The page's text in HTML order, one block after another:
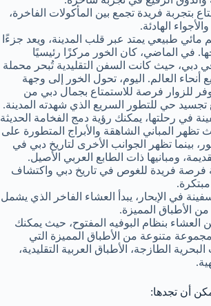
بتجربة فريدة تجمع بين المأكولات الفاخرة،
الهادئة.
مائي طبيعي يمتد عبر قلب المدينة، ويعد جزءًا
في الماضي، كان الخور مركزًا رئيسيًا
دبي، حيث كانت السفن التقليدية تُبحر محملة
أنحاء العالم. اليوم، تحول الخور إلى وجهة
للزوار فرصة للاستمتاع بجمال دبي من
حي للتطور السريع الذي شهدته المدينة.
في رحلتها، يمكنك رؤية دمج الفخامة الحديثة
تظهر المباني الشاهقة والأبراج المتطورة على
بينما تظهر الجوانب الأخرى لتاريخ دبي في
ومبانيها ذات الطابع العربي الأصيل.
فرصة فريدة للغوص في تاريخ دبي واكتشاف
في الإبحار، يبدأ العشاء الفاخر الذي يشمل
الأطباق المميزة.
بنظام البوفيه المفتوح، حيث يمكنك
مجموعة متنوعة من الأطباق المميزة التي
الطازجة، الأطباق العربية التقليدية،
أن تجدها: